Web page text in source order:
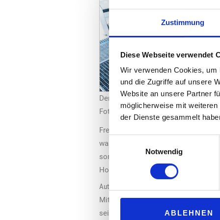
Zustimmung
Diese Webseite verwendet
Wir verwenden Cookies,
und die Zugriffe auf unsere
Website an unsere Partner
möglicherweise mit
der Dienste gesammelt
Notwendig
ABLEHNEN
Der neue Radwäscher von WashTec
Foto: Chris Müller; WashTec
Frequenzumrichter kann sowohl
waschprozessorientierter Betrieb
sorgt für ein Höchstmaß an
Hochdruck-Applikation zur Verfügung.
Automatisierte Felgenwäsche
Mit der neusten Generation des
seine Performance besticht. Ganz